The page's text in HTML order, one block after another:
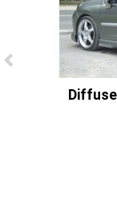
Ligne
Tube en